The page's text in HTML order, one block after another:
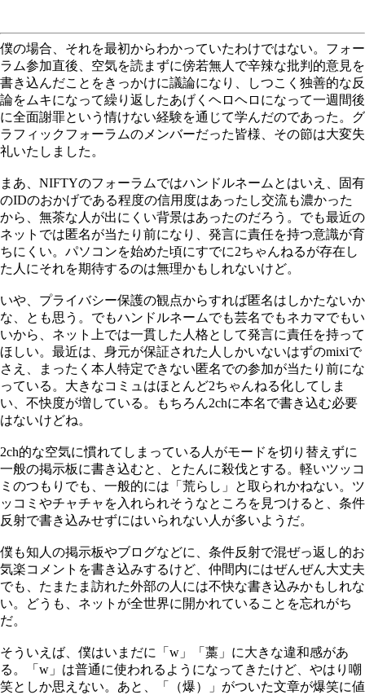
僕の場合、それを最初からわかっていたわけではない。フォー
ラム参加直後、空気を読まずに傍若無人で辛辣な批判的意見を
書き込んだことをきっかけに議論になり、しつこく独善的な反
論をムキになって繰り返したあげくヘロヘロになって一週間後
に全面謝罪という情けない経験を通じて学んだのであった。グ
ラフィックフォーラムのメンバーだった皆様、その節は大変失
礼いたしました。
まあ、NIFTYのフォーラムではハンドルネームとはいえ、固有
のIDのおかげである程度の信用度はあったし交流も濃かった
から、無茶な人が出にくい背景はあったのだろう。でも最近の
ネットでは匿名が当たり前になり、発言に責任を持つ意識が育
ちにくい。パソコンを始めた頃にすでに2ちゃんねるが存在し
た人にそれを期待するのは無理かもしれないけど。
いや、プライバシー保護の観点からすれば匿名はしかたないか
な、とも思う。でもハンドルネームでも芸名でもネカマでもい
いから、ネット上では一貫した人格として発言に責任を持って
ほしい。最近は、身元が保証された人しかいないはずのmixiで
さえ、まったく本人特定できない匿名での参加が当たり前にな
っている。大きなコミュはほとんど2ちゃんねる化してしま
い、不快度が増している。もちろん2chに本名で書き込む必要
はないけどね。
2ch的な空気に慣れてしまっている人がモードを切り替えずに
一般の掲示板に書き込むと、とたんに殺伐とする。軽いツッコ
ミのつもりでも、一般的には「荒らし」と取られかねない。ツ
ッコミやチャチャを入れられそうなところを見つけると、条件
反射で書き込みせずにはいられない人が多いようだ。
僕も知人の掲示板やブログなどに、条件反射で混ぜっ返し的お
気楽コメントを書き込みするけど、仲間内にはぜんぜん大丈夫
でも、たまたま訪れた外部の人には不快な書き込みかもしれな
い。どうも、ネットが全世界に開かれていることを忘れがち
だ。
そういえば、僕はいまだに「w」「藁」に大きな違和感があ
る。「w」は普通に使われるようになってきたけど、やはり嘲
笑としか思えない。あと、「（爆）」がついた文章が爆笑に値